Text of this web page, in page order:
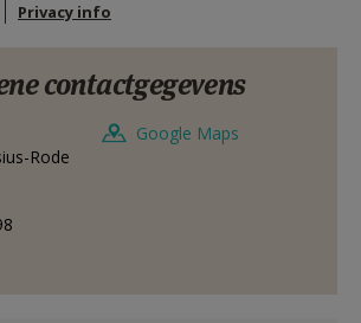
OF REGISTREREN
Privacy info
contactgegevens
Rode
Google Maps